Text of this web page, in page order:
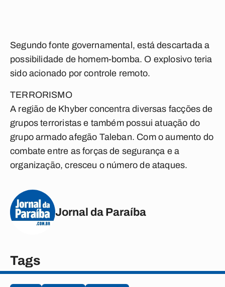
Segundo fonte governamental, está descartada a
possibilidade de homem-bomba. O explosivo teria
sido acionado por controle remoto.
TERRORISMO
A região de Khyber concentra diversas facções de
grupos terroristas e também possui atuação do
grupo armado afegão Taleban. Com o aumento do
combate entre as forças de segurança e a
organização, cresceu o número de ataques.
Jornal da Paraíba
Tags